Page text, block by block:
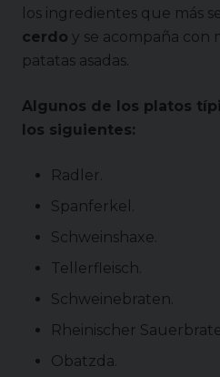
los ingredientes que más
cerdo y se acompaña con
patatas asadas.
Algunos de los platos
los siguientes:
Radler.
Spanferkel.
Schweinshaxe.
Tellerfleisch.
Schweinebraten.
Rheinischer
Obatzda.